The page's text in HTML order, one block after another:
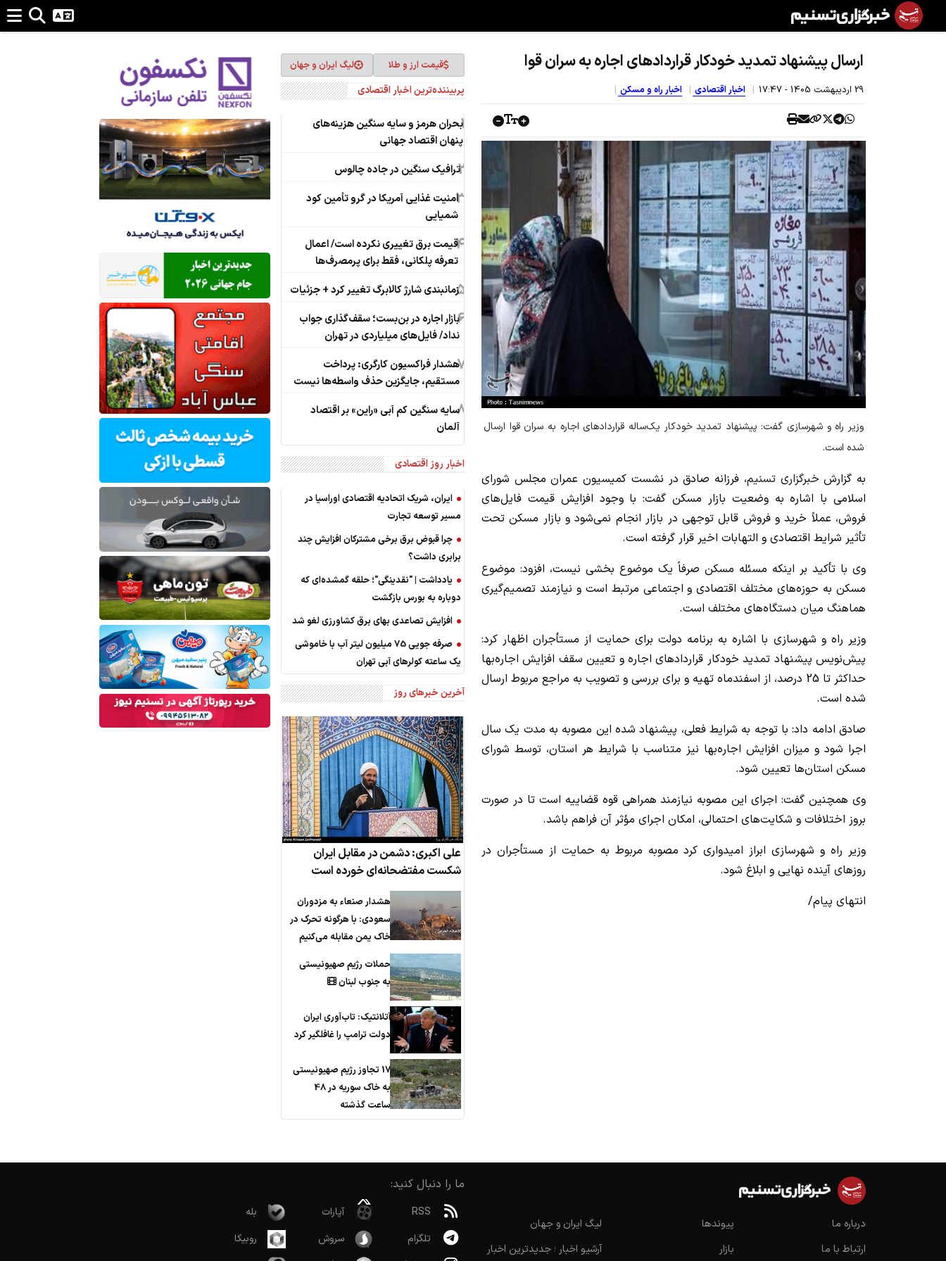
ارسال پیشنهاد تمدید خودکار قراردادهای اجاره به سران قوا
29 ارديبهشت 1405 - 17:47 اخبار اقتصادی اخبار راه و مسکن
وزیر راه و شهرسازی گفت: پیشنهاد تمدید خودکار یک‌ساله قراردادهای اجاره به سران قوا ارسال
شده است.
به گزارش خبرگزاری تسنیم، فرزانه صادق در نشست کمیسیون عمران مجلس شورای
اسلامی با اشاره به وضعیت بازار مسکن گفت: با وجود افزایش قیمت فایل‌های
فروش، عملاً خرید و فروش قابل توجهی در بازار انجام نمی‌شود و بازار مسکن تحت
تأثیر شرایط اقتصادی و التهابات اخیر قرار گرفته است.
وی با تأکید بر اینکه مسئله مسکن صرفاً یک موضوع بخشی نیست، افزود: موضوع
مسکن به حوزه‌های مختلف اقتصادی و اجتماعی مرتبط است و نیازمند تصمیم‌گیری
هماهنگ میان دستگاه‌های مختلف است.
وزیر راه و شهرسازی با اشاره به برنامه دولت برای حمایت از مستأجران اظهار کرد:
پیش‌نویس پیشنهاد تمدید خودکار قرارداد‌های اجاره و تعیین سقف افزایش اجاره‌بها
حداکثر تا 25 درصد، از اسفندماه تهیه و برای بررسی و تصویب به مراجع مربوط ارسال
شده است.
صادق ادامه داد: با توجه به شرایط فعلی، پیشنهاد شده این مصوبه به مدت یک سال
اجرا شود و میزان افزایش اجاره‌بها نیز متناسب با شرایط هر استان، توسط شورای
مسکن استان‌ها تعیین شود.
وی همچنین گفت: اجرای این مصوبه نیازمند همراهی قوه قضاییه است تا در صورت
بروز اختلافات و شکایت‌های احتمالی، امکان اجرای مؤثر آن فراهم باشد.
وزیر راه و شهرسازی ابراز امیدواری کرد مصوبه مربوط به حمایت از مستأجران در
روز‌های آینده نهایی و ابلاغ شود.
انتهای پیام/
قیمت ارز و طلا لیگ ایران و جهان
پربیننده‌ترین اخبار اقتصادی
1بحران هرمز و سایه سنگین هزینه‌های
پنهان اقتصاد جهانی
2ترافیک سنگین در جاده چالوس
3امنیت غذایی آمریکا در گرو تأمین کود
شمیایی
4قیمت برق تغییری نکرده است/ اعمال
تعرفه پلکانی، فقط برای پرمصرف‌ها
5زمانبندی شارژ کالابرگ تغییر کرد + جزئیات
6بازار اجاره در بن‌بست؛ سقف‌گذاری جواب
نداد/ فایل‌های میلیاردی در تهران
7هشدار فراکسیون کارگری: پرداخت
مستقیم، جایگزین حذف واسطه‌ها نیست
8سایه سنگین کم آبی «راین» بر اقتصاد
آلمان
اخبار روز اقتصادی
ایران، شریک اتحادیه اقتصادی اوراسیا در
مسیر توسعه تجارت
چرا قبوض برق برخی مشترکان افزایش چند
برابری داشت؟
یادداشت | "نقدینگی"؛ حلقه گمشده‌ای که
دوباره به بورس بازگشت
افزایش تصاعدی بهای برق کشاورزی لغو شد
صرفه جویی 75 میلیون لیتر آب با خاموشی
یک ساعته کولرهای آبی تهران
آخرین خبرهای روز
علی اکبری: دشمن در مقابل ایران
شکست مفتضحانه‌ای خورده است
هشدار صنعاء به مزدوران
سعودی: با هرگونه تحرک در
خاک یمن مقابله می‌کنیم
حملات رژیم صهیونیستی
به جنوب لبنان
آتلانتیک: تاب‌آوری ایران
دولت ترامپ را غافلگیر کرد
17 تجاوز رژیم صهیونیستی
به خاک سوریه در 48
ساعت گذشته
درباره ما
ارتباط با ما
پیوندها
بازار
لیگ ایران و جهان
آرشیو اخبار ؛ جدیدترین اخبار
ما را دنبال کنید:
RSS
تلگرام
آپارات
سروش
بله
روبیکا